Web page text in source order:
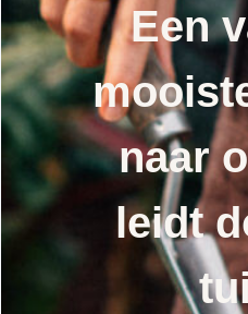
Een
naar
leidt